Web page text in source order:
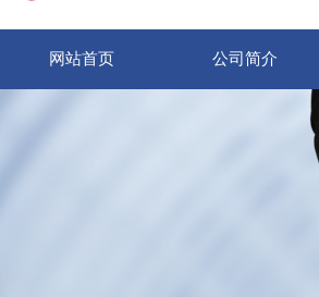
网站首页 公司简介